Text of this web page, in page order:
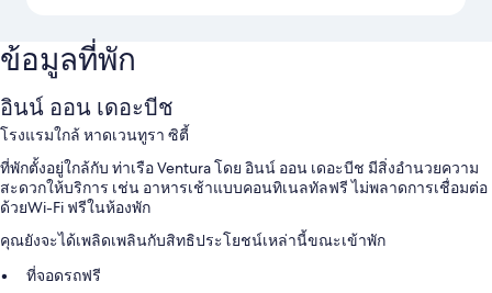
ข้อมูลที่พัก
อินน์ ออน เดอะบีช
โรงแรมใกล้ หาดเวนทูรา ซิตี้
ที่พักตั้งอยู่ใกล้กับ ท่าเรือ Ventura โดย อินน์ ออน เดอะบีช มีสิ่งอำนวยความ
สะดวกให้บริการ เช่น อาหารเช้าแบบคอนทิเนลทัลฟรี ไม่พลาดการเชื่อมต่อ
ด้วยWi-Fi ฟรีในห้องพัก
คุณยังจะได้เพลิดเพลินกับสิทธิประโยชน์เหล่านี้ขณะเข้าพัก
ที่จอดรถฟรี